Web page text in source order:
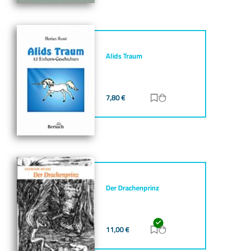
Alids Traum
7,80€ Zur Merkliste
Der Drachenprinz
11,00€ Zur Merkliste